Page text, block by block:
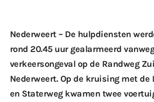
Nederweert – De hulpdiensten
rond 20.45 uur gealarmeerd
verkeersongeval op de Randweg
Nederweert. Op de kruising met
en Staterweg kwamen twee